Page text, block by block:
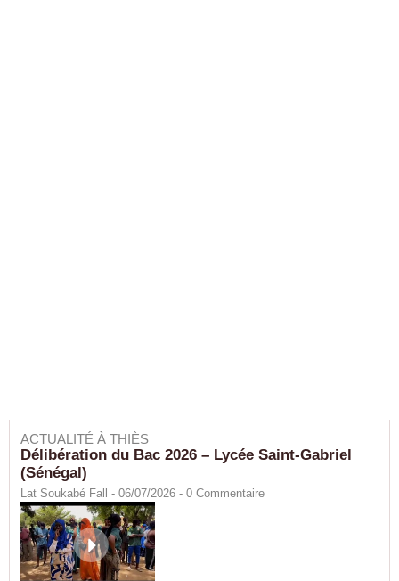
ACTUALITÉ À THIÈS
Délibération du Bac 2026 – Lycée Saint-Gabriel
(Sénégal)
Lat Soukabé Fall - 06/07/2026 - 0 Commentaire